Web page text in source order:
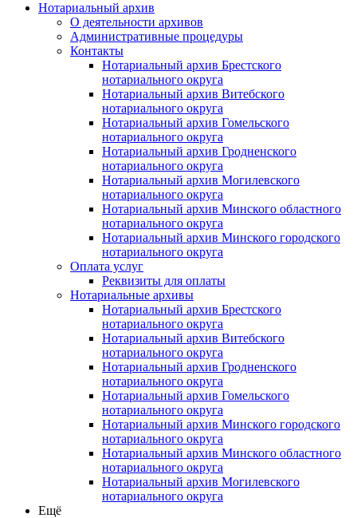
Нотариальный архив
О деятельности архивов
Административные процедуры
Контакты
Нотариальный архив Брестского
нотариального округа
Нотариальный архив Витебского
нотариального округа
Нотариальный архив Гомельского
нотариального округа
Нотариальный архив Гродненского
нотариального округа
Нотариальный архив Могилевского
нотариального округа
Нотариальный архив Минского областного
нотариального округа
Нотариальный архив Минского городского
нотариального округа
Оплата услуг
Реквизиты для оплаты
Нотариальные архивы
Нотариальный архив Брестского
нотариального округа
Нотариальный архив Витебского
нотариального округа
Нотариальный архив Гродненского
нотариального округа
Нотариальный архив Гомельского
нотариального округа
Нотариальный архив Минского городского
нотариального округа
Нотариальный архив Минского областного
нотариального округа
Нотариальный архив Могилевского
нотариального округа
Ещё